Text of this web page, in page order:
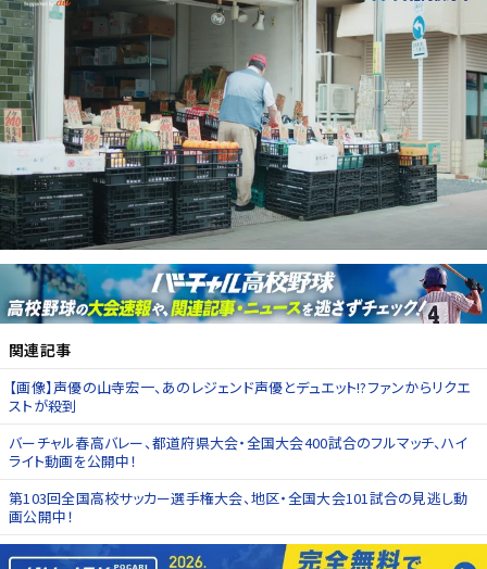
関連記事
【画像】声優の山寺宏一、あのレジェンド声優とデュエット!?ファンからリクエ
ストが殺到
バーチャル春高バレー、都道府県大会・全国大会400試合のフルマッチ、ハイ
ライト動画を公開中！
第103回全国高校サッカー選手権大会、地区・全国大会101試合の見逃し動
画公開中！